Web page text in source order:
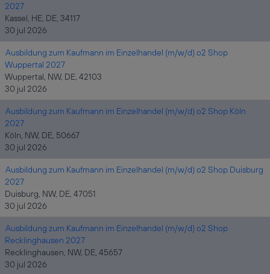
2027
Kassel, HE, DE, 34117
30 jul 2026
Ausbildung zum Kaufmann im Einzelhandel (m/w/d) o2 Shop
Wuppertal 2027
Wuppertal, NW, DE, 42103
30 jul 2026
Ausbildung zum Kaufmann im Einzelhandel (m/w/d) o2 Shop Köln
2027
Köln, NW, DE, 50667
30 jul 2026
Ausbildung zum Kaufmann im Einzelhandel (m/w/d) o2 Shop Duisburg
2027
Duisburg, NW, DE, 47051
30 jul 2026
Ausbildung zum Kaufmann im Einzelhandel (m/w/d) o2 Shop
Recklinghausen 2027
Recklinghausen, NW, DE, 45657
30 jul 2026